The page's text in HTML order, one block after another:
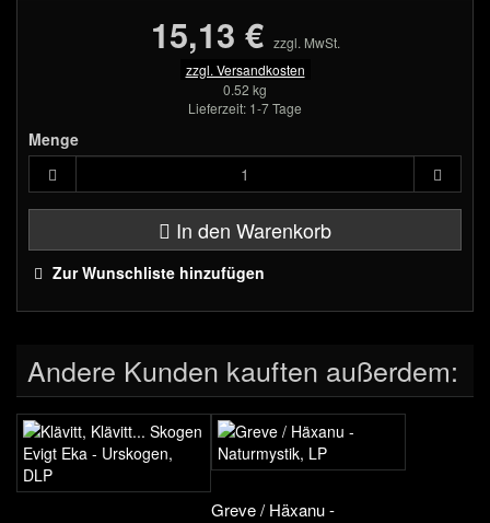
15,13 € zzgl. MwSt.
zzgl. Versandkosten
0.52 kg
Lieferzeit: 1-7 Tage
Menge
In den Warenkorb
Zur Wunschliste hinzufügen
Andere Kunden kauften außerdem:
Greve / Häxanu -